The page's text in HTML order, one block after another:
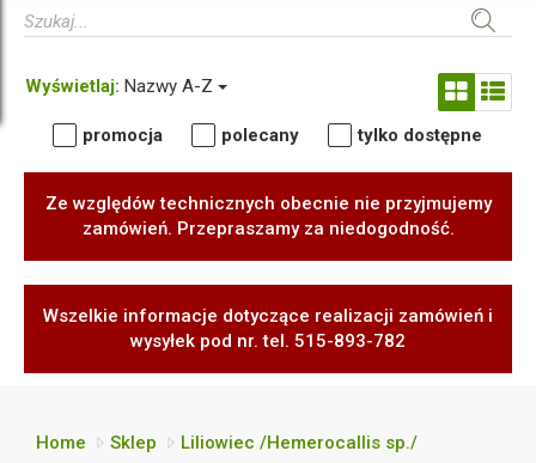
Wyświetlaj: Nazwy A-Z
promocja polecany tylko dostępne
Ze względów technicznych obecnie nie przyjmujemy
zamówień. Przepraszamy za niedogodność.
Wszelkie informacje dotyczące realizacji zamówień i
wysyłek pod nr. tel. 515-893-782
Home Sklep Liliowiec /Hemerocallis sp./